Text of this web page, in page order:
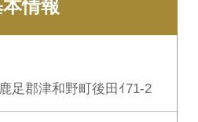
情報
足郡津和野町後田ｲ71-2